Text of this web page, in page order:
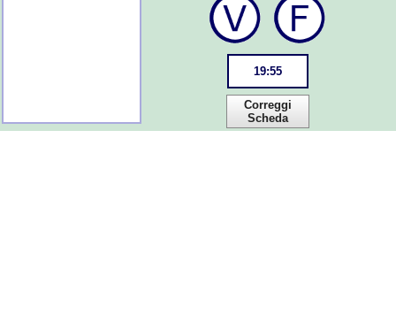
19:55
Correggi
Scheda